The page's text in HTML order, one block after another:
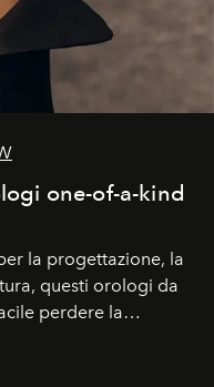
one-of-a-kind
la progettazione, la
questi orologi da
perdere la
così